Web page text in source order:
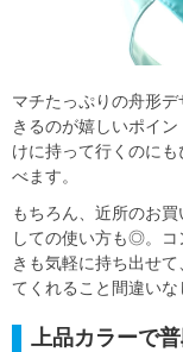
マチたっぷりの舟形
きるのが嬉しいポイ
けに持って行くのに
べます。
もちろん、近所のお
しての使い方も◎。コ
きも気軽に持ち出せ
てくれること間違いな
上品カラーで